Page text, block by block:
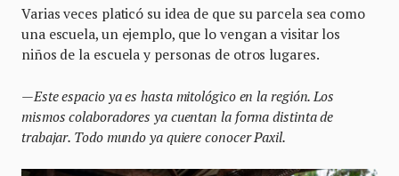
Varias veces platicó su idea de que su parcela sea como
una escuela, un ejemplo, que lo vengan a visitar los
niños de la escuela y personas de otros lugares.
—Este espacio ya es hasta mitológico en la región. Los
mismos colaboradores ya cuentan la forma distinta de
trabajar. Todo mundo ya quiere conocer Paxil.